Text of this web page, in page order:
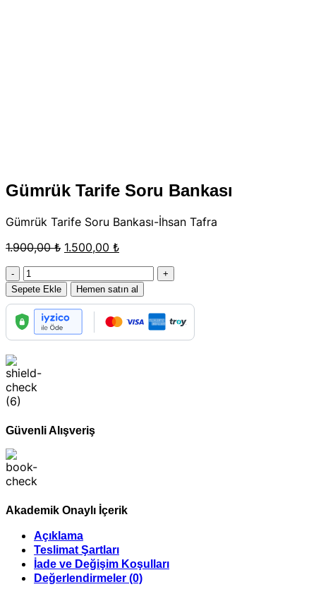
Gümrük Tarife Soru Bankası
Gümrük Tarife Soru Bankası-İhsan Tafra
1.900,00₺ Orijinal
1.500,00 ₺Şu
1.500,00 ₺.
Gümrük
Tarife
Soru
Bankası
adet
Sepete Ekle Hemen satın al
Güvenli Alışveriş
Akademik Onaylı İçerik
Açıklama
Teslimat Şartları
İade ve Değişim Koşulları
Değerlendirmeler (0)